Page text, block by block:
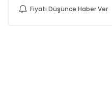
Fiyatı Düşünce Haber Ver